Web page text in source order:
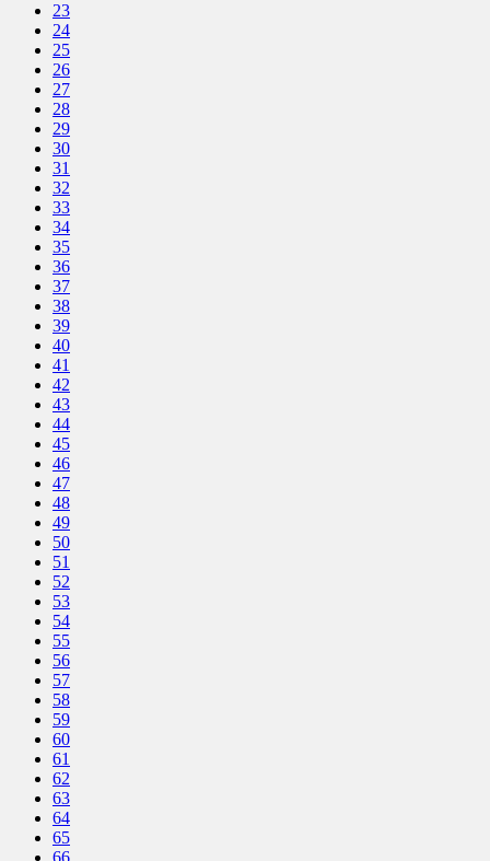
23
24
25
26
27
28
29
30
31
32
33
34
35
36
37
38
39
40
41
42
43
44
45
46
47
48
49
50
51
52
53
54
55
56
57
58
59
60
61
62
63
64
65
66